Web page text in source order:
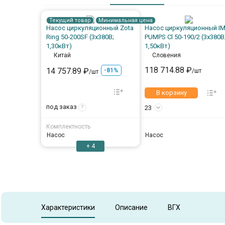
Текущий товар Минимальная цена
Насос циркуляционный Zota
Ring 50-200SF (3х380В;
1,30кВт)
Насос циркуляционный
PUMPS Cl 50-190/2
1,50кВт)
Китай
14 757.89 ₽/шт -81%
Словения
118 714.88 ₽/шт
под заказ ?
В корзину
23
Комплектность
Насос
Насос
+ 4
Характеристики Описание ВГХ